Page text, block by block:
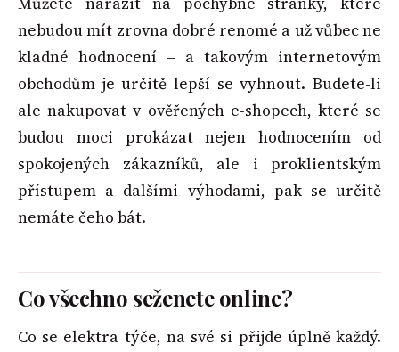
nebudou mít zrovna dobré renomé a už vůbec ne
kladné hodnocení – a takovým internetovým
obchodům je určitě lepší se vyhnout. Budete-li
ale nakupovat v ověřených e-shopech, které se
budou moci prokázat nejen hodnocením od
spokojených zákazníků, ale i proklientským
přístupem a dalšími výhodami, pak se určitě
nemáte čeho bát.
Co všechno seženete online?
Co se elektra týče, na své si přijde úplně každý.